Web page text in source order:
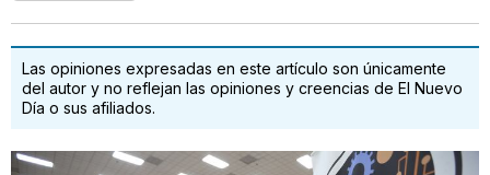
Las opiniones expresadas en este artículo son únicamente
del autor y no reflejan las opiniones y creencias de El Nuevo
Día o sus afiliados.